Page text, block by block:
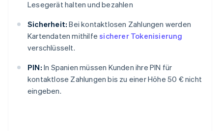
Lesegerät halten und bezahlen
Sicherheit: Bei kontaktlosen Zahlungen werden
Kartendaten mithilfesicherer Tokenisierung
verschlüsselt.
PIN: In Spanien müssen Kunden ihre PIN für
kontaktlose Zahlungen bis zu einer Höhe 50 € nicht
eingeben.